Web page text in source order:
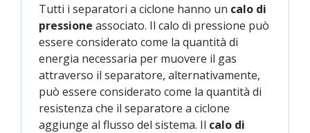
Tutti i separatori a ciclone hanno un calo di
pressione associato. Il calo di pressione può
essere considerato come la quantità di
energia necessaria per muovere il gas
attraverso il separatore, alternativamente,
può essere considerato come la quantità di
resistenza che il separatore a ciclone
aggiunge al flusso del sistema. Il calo di